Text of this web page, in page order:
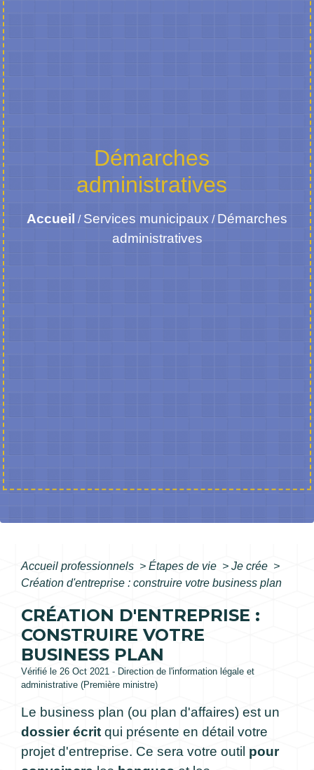
Démarches
administratives
Accueil / Services municipaux / Démarches
administratives
Accueil professionnels > Étapes de vie > Je crée >
Création d'entreprise : construire votre business plan
CRÉATION D'ENTREPRISE :
CONSTRUIRE VOTRE
BUSINESS PLAN
Vérifié le 26 Oct 2021 - Direction de l'information légale et
administrative (Première ministre)
Le business plan (ou plan d'affaires) est un
dossier écrit qui présente en détail votre
projet d'entreprise. Ce sera votre outil pour